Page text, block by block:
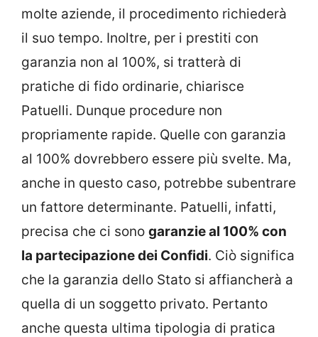
molte aziende, il procedimento richiederà
il suo tempo. Inoltre, per i prestiti con
garanzia non al 100%, si tratterà di
pratiche di fido ordinarie, chiarisce
Patuelli. Dunque procedure non
propriamente rapide. Quelle con garanzia
al 100% dovrebbero essere più svelte. Ma,
anche in questo caso, potrebbe subentrare
un fattore determinante. Patuelli, infatti,
precisa che ci sono garanzie al 100% con
la partecipazione dei Confidi. Ciò significa
che la garanzia dello Stato si affiancherà a
quella di un soggetto privato. Pertanto
anche questa ultima tipologia di pratica